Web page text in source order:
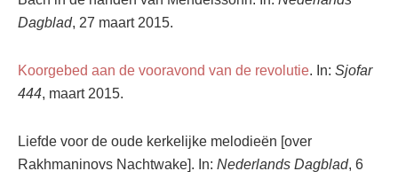
Dagblad, 27 maart 2015.
Koorgebed aan de vooravond van de revolutie. In: Sjofar
444, maart 2015.
Liefde voor de oude kerkelijke melodieën [over
Rakhmaninovs Nachtwake]. In: Nederlands Dagblad, 6